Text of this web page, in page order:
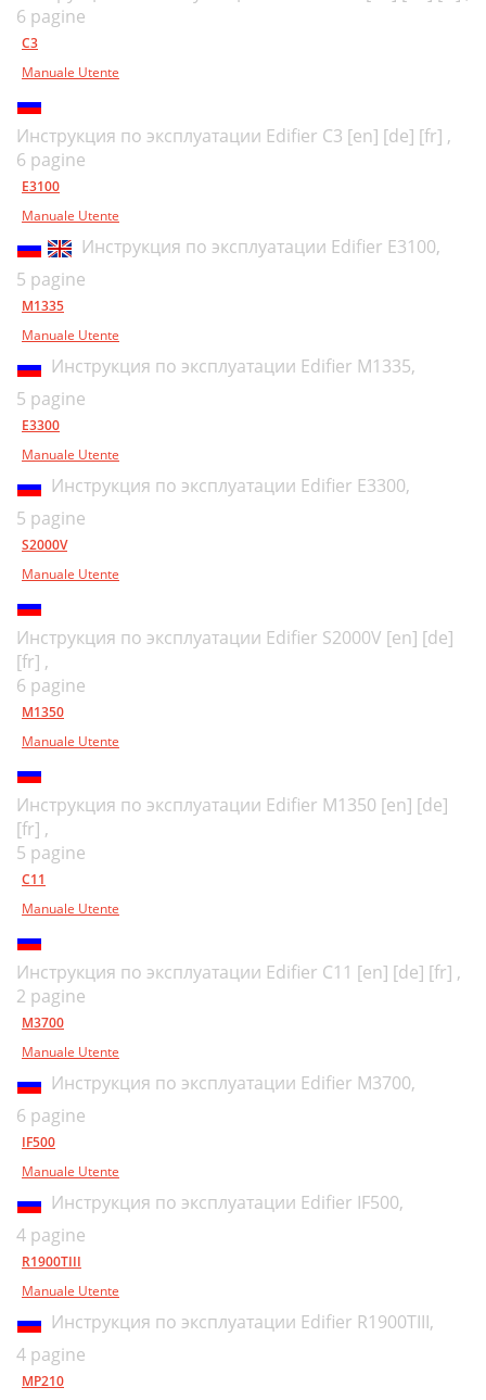
6 pagine
C3
Manuale Utente
Инструкция по эксплуатации Edifier C3 [en] [de] [fr] ,
6 pagine
E3100
Manuale Utente
Инструкция по эксплуатации Edifier E3100,
5 pagine
M1335
Manuale Utente
Инструкция по эксплуатации Edifier M1335,
5 pagine
E3300
Manuale Utente
Инструкция по эксплуатации Edifier E3300,
5 pagine
S2000V
Manuale Utente
Инструкция по эксплуатации Edifier S2000V [en] [de]
[fr] ,
6 pagine
M1350
Manuale Utente
Инструкция по эксплуатации Edifier M1350 [en] [de]
[fr] ,
5 pagine
C11
Manuale Utente
Инструкция по эксплуатации Edifier C11 [en] [de] [fr] ,
2 pagine
M3700
Manuale Utente
Инструкция по эксплуатации Edifier M3700,
6 pagine
IF500
Manuale Utente
Инструкция по эксплуатации Edifier IF500,
4 pagine
R1900TIII
Manuale Utente
Инструкция по эксплуатации Edifier R1900TIII,
4 pagine
MP210